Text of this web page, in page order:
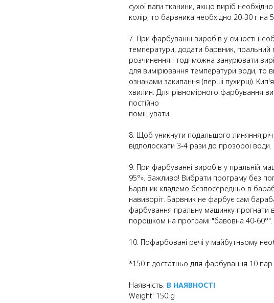
сухої ваги тканини, якщо виріб
колір, то барвника необхідно 20-30 г на
7. При фарбуванні виробів у ємності
температури, додати барвник,
розчинення і тоді можна занурювати
для вимірювання температури води, то
ознаками закипання (перші пухирці).
хвилин. Для рівномірного фарбування
постійно
помішувати.
8. Щоб уникнути подальшого
відполоскати 3-4 рази до прозорої води.
9. При фарбуванні виробів у пральній
95°». Важливо! Вибрати програму без
Барвник кладемо безпосередньо в
навиворіт. Барвник не фарбує сам
фарбування пральну машинку прогнати
порошком на програмі "бавовна 40-60°".
10. Пофарбовані речі у майбутньому
*150 г достатньо для фарбування 10
Наявність: В НАЯВНОСТІ
Weight: 150 g